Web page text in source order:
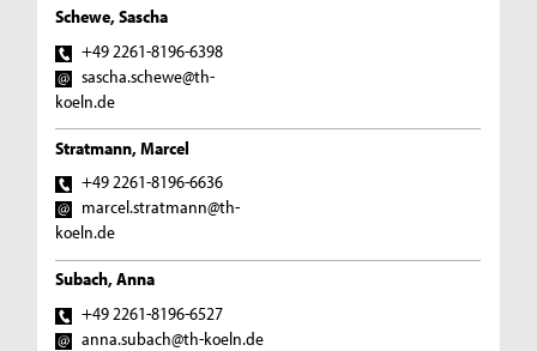
Schewe, Sascha
+49 2261-8196-6398
sascha.schewe@th-
koeln.de
Stratmann, Marcel
+49 2261-8196-6636
marcel.stratmann@th-
koeln.de
Subach, Anna
+49 2261-8196-6527
anna.subach@th-koeln.de